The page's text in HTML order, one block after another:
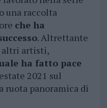
una raccolta
che ha
. Altrettante
altri artisti,
ha fatto pace
2021 sul
ruota panoramica di